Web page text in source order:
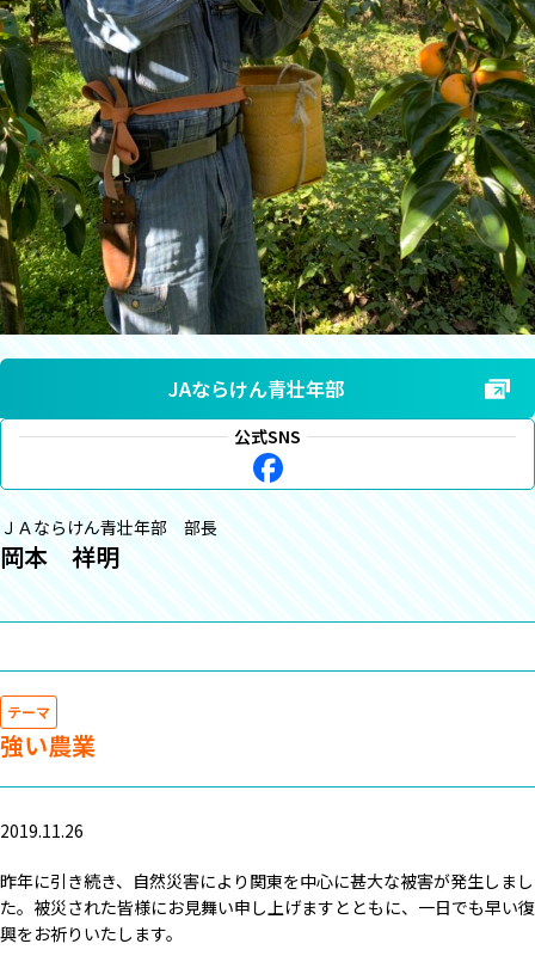
JAならけん青壮年部
公式SNS
ＪＡならけん青壮年部 部長
岡本 祥明
テーマ
強い農業
2019.11.26
昨年に引き続き、自然災害により関東を中心に甚大な被害が発生しまし
た。被災された皆様にお見舞い申し上げますとともに、一日でも早い復
興をお祈りいたします。